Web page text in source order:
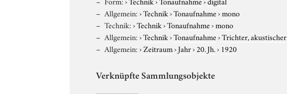
Allgemein:›Technik›Tonaufnahme›mono
Technik:›Technik›Tonaufnahme›mono
Allgemein:›Technik›Tonaufnahme›Trichter, akustischer
Allgemein:›Zeitraum›Jahr›20. Jh.› 1920
Verknüpfte Sammlungsobjekte